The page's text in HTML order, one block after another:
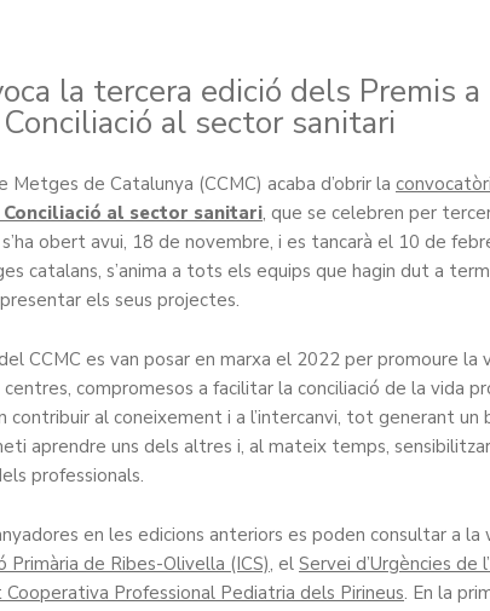
la tercera edició dels Premis
al sector sanitari
Metges de Catalunya (CCMC) acaba d’obrir la
al sector sanitari, que se celebren per
obert avui, 18 de novembre, i es tancarà el 10 de
catalans, s’anima a tots els equips que hagin dut a
els seus projectes.
CCMC es van posar en marxa el 2022 per promoure
compromesos a facilitar la conciliació de la vida
contribuir al coneixement i a l’intercanvi, tot generant un
aprendre uns dels altres i, al mateix temps,
professionals.
en les edicions anteriors es poden consultar a la
Primària de Ribes-Olivella (ICS), el Servei d’Urgències de
Professional Pediatria dels Pirineus. En la